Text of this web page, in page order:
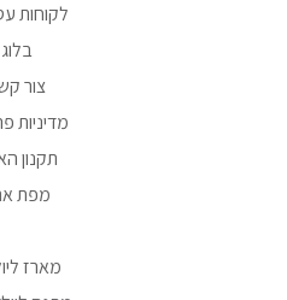
לקוחות
בלוג
צור
מדיניות
תקנון
מפת
מארז